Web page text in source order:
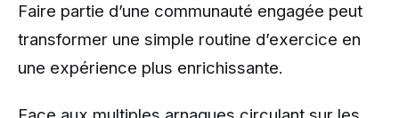
Faire partie d’une communauté engagée peut
transformer une simple routine d’exercice en
une expérience plus enrichissante.